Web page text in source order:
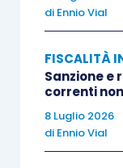
fiscali
adeguamento
dei
diffondersi di
Il Report in
di una
di Ennio Vial
FISCALITÀ
Sanzione e
correnti
8 Luglio 2026
di Ennio Vial